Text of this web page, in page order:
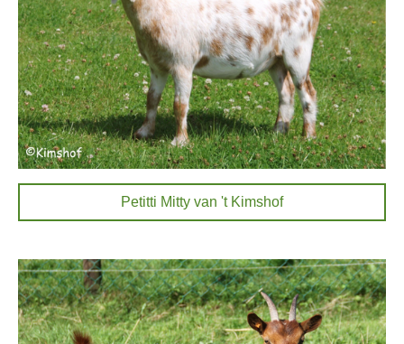
Petitti Mitty van 't Kimshof